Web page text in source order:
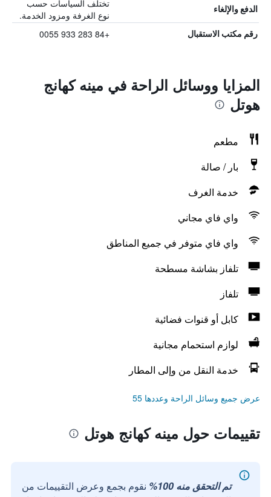
الدفع والإلغاء
تختلف السياسات حسب
نوع الغرفة ومزود الخدمة.
رقم مكتب الاستقبال +84 283 933 0055
المزايا ووسائل الراحة في مينه كهانج
هوتل
مطعم
بار / صالة
خدمة الغرف
واي فاي مجاني
واي فاي متوفر في جميع المناطق
تلفاز بشاشة مسطحة
تلفاز
كابل أو قنوات فضائية
لوازم استحمام مجانية
خدمة النقل من وإلى المطار
عرض جميع وسائل الراحة وعددها 55
تقييمات حول مينه كهانج هوتل
تم التحقق منه 100%
نقوم بجمع وعرض التقييمات من